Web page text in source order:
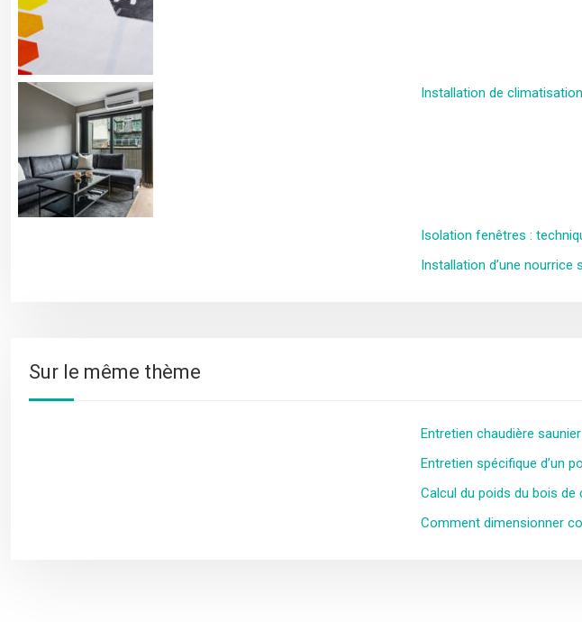
Installation de
Isolation fenêtres :
Installation d’une nourrice
Sur le même thème
Entretien chaudière
Entretien spécifique d’un
Calcul du poids du bois
Comment dimensionner